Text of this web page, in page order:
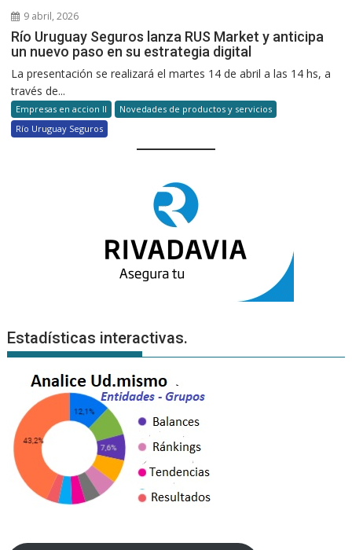
9 abril, 2026
Río Uruguay Seguros lanza RUS Market y anticipa
un nuevo paso en su estrategia digital
La presentación se realizará el martes 14 de abril a las 14 hs, a
través de...
Empresas en accion II
Novedades de productos y servicios
Río Uruguay Seguros
Estadísticas interactivas.